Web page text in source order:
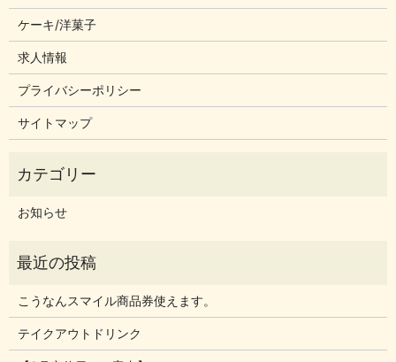
ケーキ/洋菓子
求人情報
プライバシーポリシー
サイトマップ
お知らせ
こうなんスマイル商品券使えます。
テイクアウトドリンク